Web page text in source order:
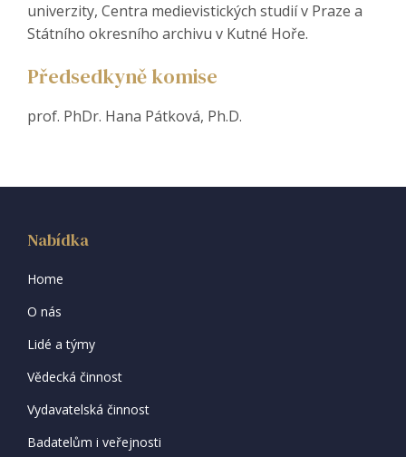
univerzity, Centra medievistických studií v Praze a
Státního okresního archivu v Kutné Hoře.
Předsedkyně komise
prof. PhDr. Hana Pátková, Ph.D.
Nabídka
Home
O nás
Lidé a týmy
Vědecká činnost
Vydavatelská činnost
Badatelům i veřejnosti